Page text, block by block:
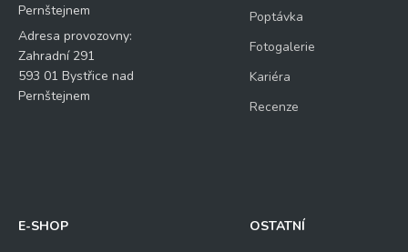
Pernštejnem
Adresa provozovny:
Zahradní 291
593 01 Bystřice nad
Pernštejnem
Poptávka
Fotogalerie
Kariéra
Recenze
E-SHOP OSTATNÍ